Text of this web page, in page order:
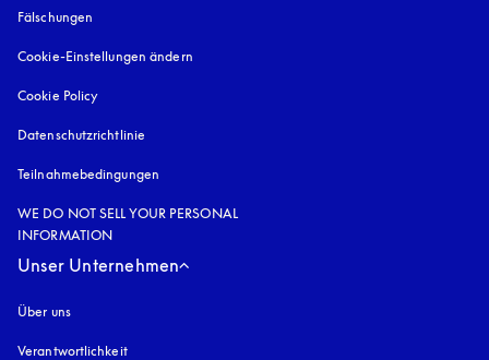
Fälschungen
Cookie-Einstellungen ändern
Cookie Policy
Datenschutzrichtlinie
Teilnahmebedingungen
WE DO NOT SELL YOUR PERSONAL
INFORMATION
Unser Unternehmen
Über uns
Verantwortlichkeit